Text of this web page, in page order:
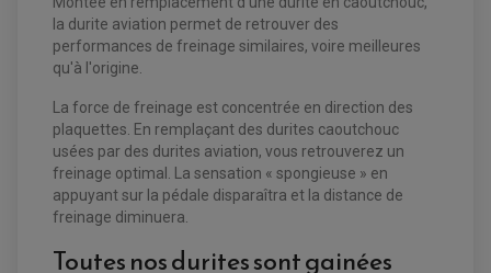
FREINAGE
ACCESSOIRE + VISSERIE FREINAGE
PLAQUETTE DE FREIN
KIT DURITE DE FREIN
VENTILATEUR DE RADIATEUR
EQUIPEMENT FREINAGE QUAD / SSV
KIT DURITE DE FREIN QUAD
KIT REPARATION MAÎTRE CYLINDRE QUAD / SSV
PLAQUETTES DE FREIN QUAD / SSV
HUILE ET PRODUIT D'ENTRETIEN QUAD
HUILE POUR QUAD
PRODUIT D'ENTRETIEN QUAD
MOUSSE
CHAMBRE À AIR
EQUIPEMENT FREINAGE MOTO CROSS ET
ENDURO
ACCESSOIRES FREINAGE
DISQUE DE FREIN ARRIÈRE
PLAQUETTE DE FREIN
la durite aviation permet de retrouver des
performances de freinage similaires, voire meilleures
qu'à l'origine.
La force de freinage est concentrée en direction des
plaquettes. En remplaçant des durites caoutchouc
usées par des durites aviation, vous retrouverez un
freinage optimal. La sensation « spongieuse » en
appuyant sur la pédale disparaîtra et la distance de
freinage diminuera.
Toutes nos durites sont gainées